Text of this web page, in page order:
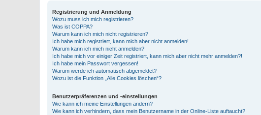
Registrierung und Anmeldung
Wozu muss ich mich registrieren?
Was ist COPPA?
Warum kann ich mich nicht registrieren?
Ich habe mich registriert, kann mich aber nicht anmelden!
Warum kann ich mich nicht anmelden?
Ich habe mich vor einiger Zeit registriert, kann mich aber nicht mehr anmelden?!
Ich habe mein Passwort vergessen!
Warum werde ich automatisch abgemeldet?
Wozu ist die Funktion „Alle Cookies löschen“?
Benutzerpräferenzen und -einstellungen
Wie kann ich meine Einstellungen ändern?
Wie kann ich verhindern, dass mein Benutzername in der Online-Liste auftaucht?